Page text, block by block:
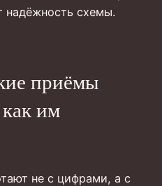
надёжность схемы.
приёмы
им
не с цифрами, а с